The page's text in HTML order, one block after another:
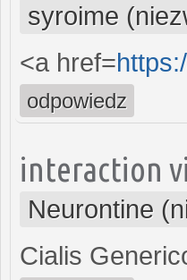
syroime
<a href=
odpowiedz
interaction
Neurontine
Cialis